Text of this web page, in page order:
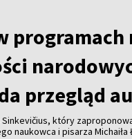
programach
przegląd
który
naukowca i pisarza